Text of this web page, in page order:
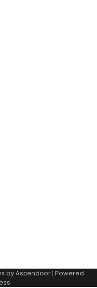
byAscendoor | Powered
.